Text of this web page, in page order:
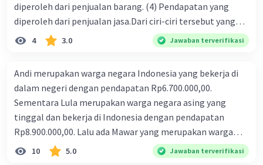
diperoleh dari penjualan barang. (4) Pendapatan yang
diperoleh dari penjualan jasa.Dari ciri-ciri tersebut yang
merupakan ciri dari perusahaan dagang ditunjukan pada
nomor…. a. 1 dan 3 b. 3 dan 4 c. 2 dan 3 d. 1 dan 2 e. 2 dan 4
4 3.0 Jawaban terverifikasi
Andi merupakan warga negara Indonesia yang bekerja di
dalam negeri dengan pendapatan Rp6.700.000,00.
Sementara Lula merupakan warga negara asing yang
tinggal dan bekerja di Indonesia dengan pendapatan
Rp8.900.000,00. Lalu ada Mawar yang merupakan warga
negara Indonesia yang tinggal dan bekerja di luar negeri
dengan pendapatan Rp11.000.000,00. Hitunglah PNB
10 5.0 Jawaban terverifikasi